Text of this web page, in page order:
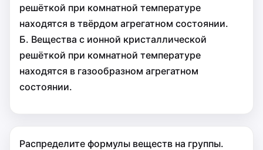
решёткой при комнатной температуре
находятся в твёрдом агрегатном состоянии.
Б. Вещества с ионной кристаллической
решёткой при комнатной температуре
находятся в газообразном агрегатном
состоянии.
Распределите формулы веществ на группы.